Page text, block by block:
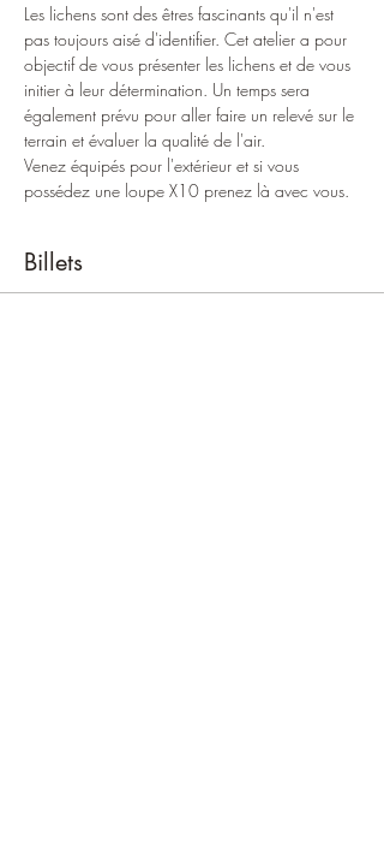
Les lichens sont des êtres fascinants qu'il n'est
pas toujours aisé d'identifier. Cet atelier a pour
objectif de vous présenter les lichens et de vous
initier à leur détermination. Un temps sera
également prévu pour aller faire un relevé sur le
terrain et évaluer la qualité de l'air.
Venez équipés pour l'extérieur et si vous
possédez une loupe X10 prenez là avec vous.
Billets